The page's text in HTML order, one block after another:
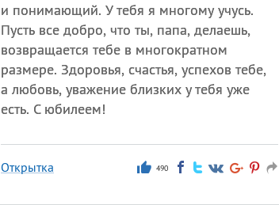
и понимающий. У тебя я многому учусь.
Пусть все добро, что ты, папа, делаешь,
возвращается тебе в многократном
размере. Здоровья, счастья, успехов тебе,
а любовь, уважение близких у тебя уже
есть. С юбилеем!
Открытка 490